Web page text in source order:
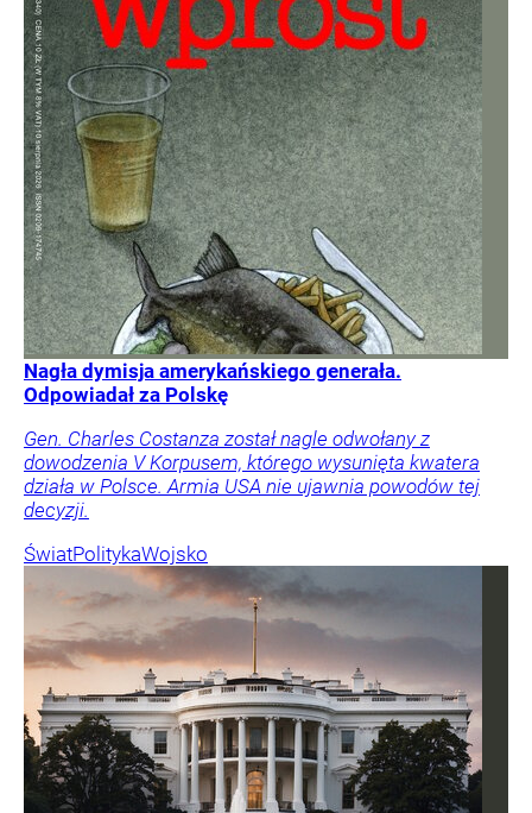
Nagła dymisja amerykańskiego generała.
Odpowiadał za Polskę
Gen. Charles Costanza został nagle odwołany z
dowodzenia V Korpusem, którego wysunięta kwatera
działa w Polsce. Armia USA nie ujawnia powodów tej
decyzji.
ŚwiatPolitykaWojsko